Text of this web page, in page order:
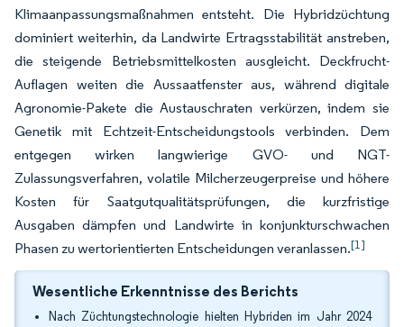
Klimaanpassungsmaßnahmen entsteht. Die Hybridzüchtung
dominiert weiterhin, da Landwirte Ertragsstabilität anstreben,
die steigende Betriebsmittelkosten ausgleicht. Deckfrucht-
Auflagen weiten die Aussaatfenster aus, während digitale
Agronomie-Pakete die Austauschraten verkürzen, indem sie
Genetik mit Echtzeit-Entscheidungstools verbinden. Dem
entgegen wirken langwierige GVO- und NGT-
Zulassungsverfahren, volatile Milcherzeugerpreise und höhere
Kosten für Saatgutqualitätsprüfungen, die kurzfristige
Ausgaben dämpfen und Landwirte in konjunkturschwachen
Phasen zu wertorientierten Entscheidungen veranlassen.[1]
Wesentliche Erkenntnisse des Berichts
Nach Züchtungstechnologie hielten Hybriden im Jahr 2024